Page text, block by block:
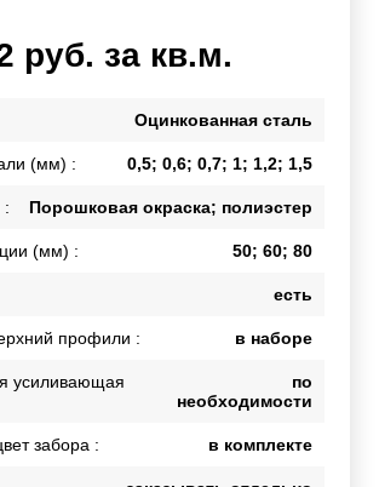
руб. за кв.м.
Оцинкованная сталь
(мм) : 0,5; 0,6; 0,7; 1; 1,2; 1,5
: Порошковая окраска; полиэстер
(мм) : 50; 60; 80
есть
профили : в наборе
усиливающая
по
необходимости
забора : в комплекте